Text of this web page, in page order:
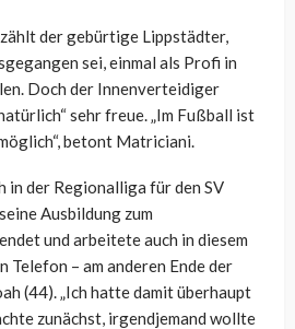
der gebürtige Lippstädter,
sei, einmal als Profi in
Doch der Innenverteidiger
sehr freue. „Im Fußball ist
betont Matriciani.
in der Regionalliga für den SV
Ausbildung zum
und arbeitete auch in diesem
Telefon – am anderen Ende der
(44). „Ich hatte damit überhaupt
zunächst, irgendjemand wollte